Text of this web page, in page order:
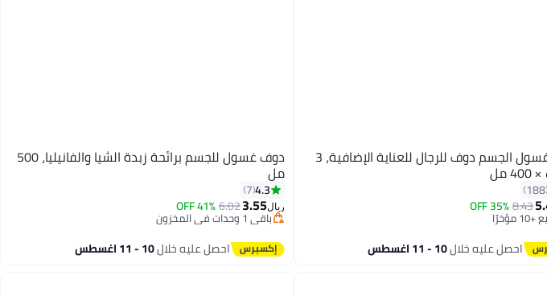
دوف غسول الجسم دوف للرجال للعناية الإضافية، 3
مل
188
8.43
35% OFF
في 30 يوم
بسرعة
مؤخرًا
في 30 يوم
احصل عليه خلال10 - 11 اغسطس
دوف غسول للجسم برائحة زبدة الشيا والفانيليا، 500
مل
4.3
7
ريال3.55
6.02
41% OFF
باقي 1 وحدات في المخزون
تم بيع +20 مؤخرًا
باقي 1 وحدات في المخزون احصل عليه خلال10 - 11 اغسطس